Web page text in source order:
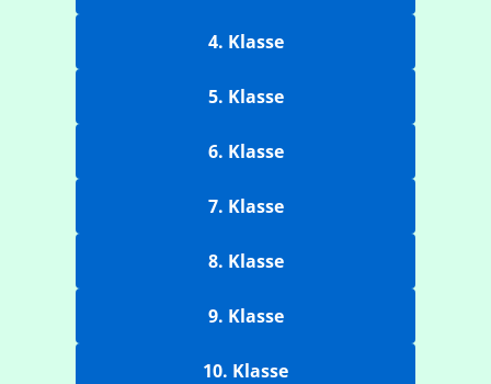
4. Klasse
5. Klasse
6. Klasse
7. Klasse
8. Klasse
9. Klasse
10. Klasse